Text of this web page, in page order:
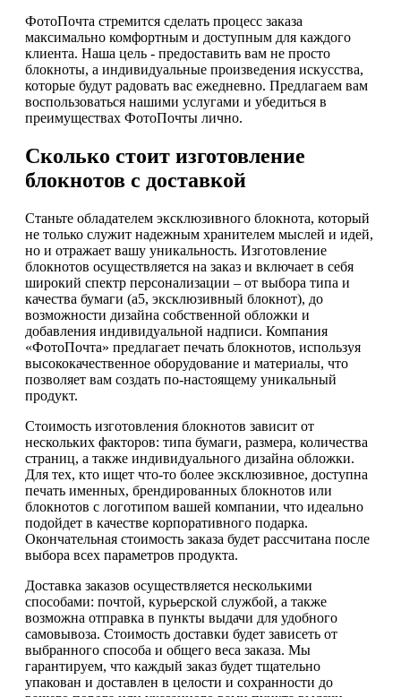
ФотоПочта стремится сделать процесс заказа
максимально комфортным и доступным для каждого
клиента. Наша цель - предоставить вам не просто
блокноты, а индивидуальные произведения искусства,
которые будут радовать вас ежедневно. Предлагаем вам
воспользоваться нашими услугами и убедиться в
преимуществах ФотоПочты лично.
Сколько стоит изготовление
блокнотов с доставкой
Станьте обладателем эксклюзивного блокнота, который
не только служит надежным хранителем мыслей и идей,
но и отражает вашу уникальность. Изготовление
блокнотов осуществляется на заказ и включает в себя
широкий спектр персонализации – от выбора типа и
качества бумаги (а5, эксклюзивный блокнот), до
возможности дизайна собственной обложки и
добавления индивидуальной надписи. Компания
«ФотоПочта» предлагает печать блокнотов, используя
высококачественное оборудование и материалы, что
позволяет вам создать по-настоящему уникальный
продукт.
Стоимость изготовления блокнотов зависит от
нескольких факторов: типа бумаги, размера, количества
страниц, а также индивидуального дизайна обложки.
Для тех, кто ищет что-то более эксклюзивное, доступна
печать именных, брендированных блокнотов или
блокнотов с логотипом вашей компании, что идеально
подойдет в качестве корпоративного подарка.
Окончательная стоимость заказа будет рассчитана после
выбора всех параметров продукта.
Доставка заказов осуществляется несколькими
способами: почтой, курьерской службой, а также
возможна отправка в пункты выдачи для удобного
самовывоза. Стоимость доставки будет зависеть от
выбранного способа и общего веса заказа. Мы
гарантируем, что каждый заказ будет тщательно
упакован и доставлен в целости и сохранности до